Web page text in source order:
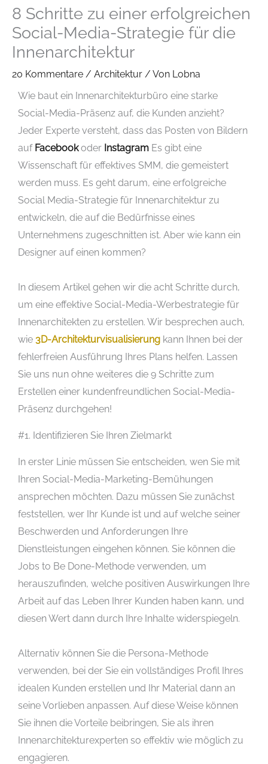
8 Schritte zu einer erfolgreichen
Social-Media-Strategie für die
Innenarchitektur
20 Kommentare / Architektur / Von Lobna
Wie baut ein Innenarchitekturbüro eine starke
Social-Media-Präsenz auf, die Kunden anzieht?
Jeder Experte versteht, dass das Posten von Bildern
auf Facebookoder Instagram Es gibt eine
Wissenschaft für effektives SMM, die gemeistert
werden muss. Es geht darum, eine erfolgreiche
Social Media-Strategie für Innenarchitektur zu
entwickeln, die auf die Bedürfnisse eines
Unternehmens zugeschnitten ist. Aber wie kann ein
Designer auf einen kommen?
In diesem Artikel gehen wir die acht Schritte durch,
um eine effektive Social-Media-Werbestrategie für
Innenarchitekten zu erstellen. Wir besprechen auch,
wie 3D-Architekturvisualisierung kann Ihnen bei der
fehlerfreien Ausführung Ihres Plans helfen. Lassen
Sie uns nun ohne weiteres die 9 Schritte zum
Erstellen einer kundenfreundlichen Social-Media-
Präsenz durchgehen!
#1. Identifizieren Sie Ihren Zielmarkt
In erster Linie müssen Sie entscheiden, wen Sie mit
Ihren Social-Media-Marketing-Bemühungen
ansprechen möchten. Dazu müssen Sie zunächst
feststellen, wer Ihr Kunde ist und auf welche seiner
Beschwerden und Anforderungen Ihre
Dienstleistungen eingehen können. Sie können die
Jobs to Be Done-Methode verwenden, um
herauszufinden, welche positiven Auswirkungen Ihre
Arbeit auf das Leben Ihrer Kunden haben kann, und
diesen Wert dann durch Ihre Inhalte widerspiegeln.
Alternativ können Sie die Persona-Methode
verwenden, bei der Sie ein vollständiges Profil Ihres
idealen Kunden erstellen und Ihr Material dann an
seine Vorlieben anpassen. Auf diese Weise können
Sie ihnen die Vorteile beibringen, Sie als ihren
Innenarchitekturexperten so effektiv wie möglich zu
engagieren.